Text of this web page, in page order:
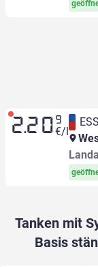
2.20 9
€/l
Tanken mit
Basis